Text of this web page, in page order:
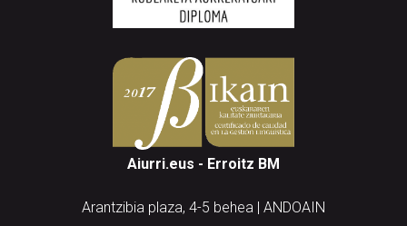
Aiurri.eus - Erroitz BM
Arantzibia plaza, 4-5 behea | ANDOAIN